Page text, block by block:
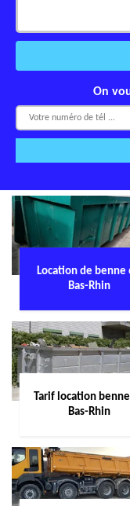
On
Location de benne
Bas-Rhin
Tarif location
Bas-Rhin